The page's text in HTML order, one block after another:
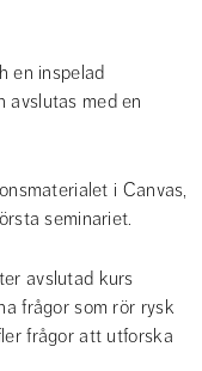
en inspelad
avslutas med en
i Canvas,
seminariet.
avslutad kurs
frågor som rör rysk
frågor att utforska